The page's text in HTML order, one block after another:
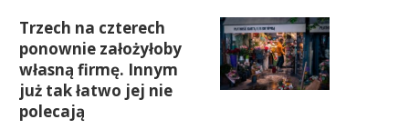
Trzech na czterech
ponownie założyłoby
własną firmę. Innym
już tak łatwo jej nie
polecają